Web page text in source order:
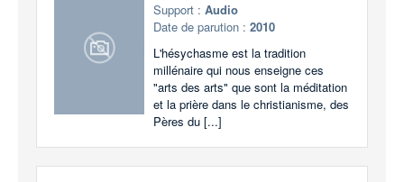
Support : Audio
Date de parution : 2010
L'hésychasme est la tradition
millénaire qui nous enseigne ces
"arts des arts" que sont la méditation
et la prière dans le christianisme, des
Pères du [...]